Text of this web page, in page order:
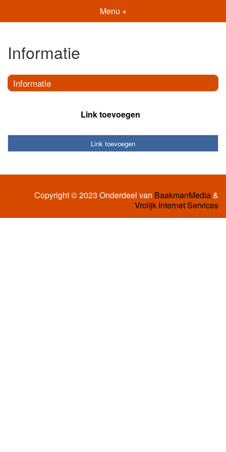
Menu +
Informatie
Informatie
Link toevoegen
Link toevoegen
Copyright © 2023 Onderdeel van BaakmanMedia&
Vrolijk Internet Services